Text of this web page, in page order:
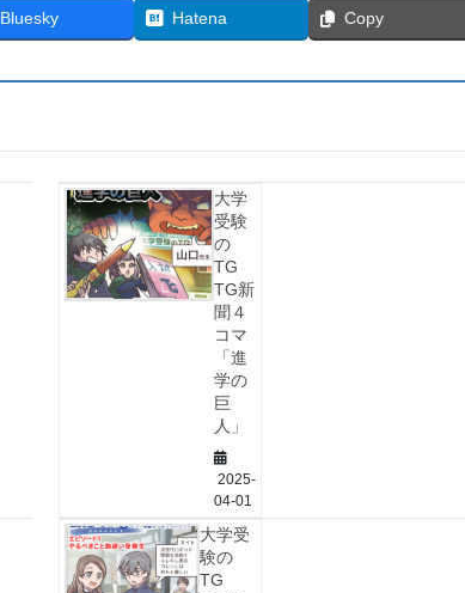
Bluesky Hatena Copy
大学
受験
の
TG
TG新
聞４
コマ
「進
学の
巨
人」
2025-
04-01
大学受
験の
TG